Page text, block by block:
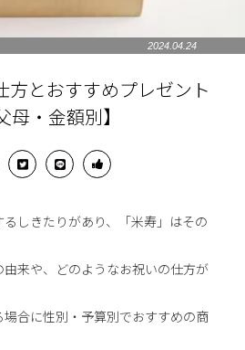
2024.04.24
方とおすすめプレゼント
母・金額別】
しきたりがあり、「米寿」はその
由来や、どのようなお祝いの仕方が
場合に性別・予算別でおすすめの商